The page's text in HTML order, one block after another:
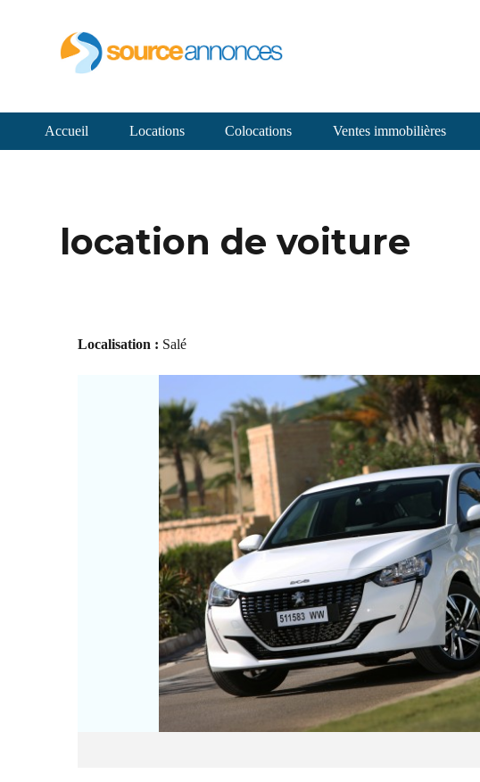
Accueil Locations Colocations Ventes immobilières
location de voiture
Localisation : Salé